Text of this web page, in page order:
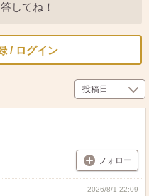
してね！
/ ログイン
フォロー
2026/8/1 22:09